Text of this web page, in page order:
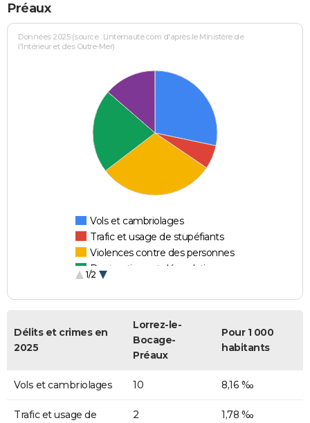
Préaux
Données 2025 (source : Linternaute.com d'après le Ministère de
l'Intérieur et des Outre-Mer)
Vols et cambriolages
Trafic et usage de stupéfiants
Violences contre des personnes
Destructions et dégradations
1/2
Délits et crimes en
2025
Lorrez-le-
Bocage-
Préaux
Pour 1 000
habitants
Vols et cambriolages 10 8,16 ‰
Trafic et usage de
2 1,78 ‰